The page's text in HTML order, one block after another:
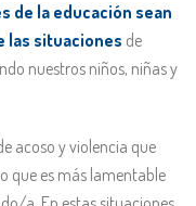
de la educación sean
las situaciones de
nuestros niños, niñas y
acoso y violencia que
que es más lamentable